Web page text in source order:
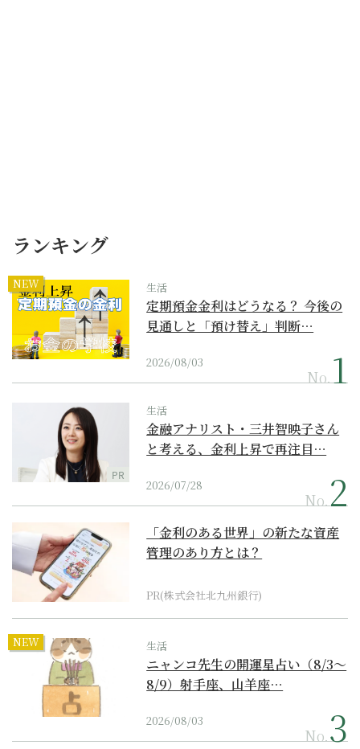
ランキング
NEW 生活
定期預金金利はどうなる？ 今後の
見通しと「預け替え」判断…
2026/08/03
No.
PR
生活
金融アナリスト・三井智映子さん
と考える、金利上昇で再注目…
2026/07/28
No.
「金利のある世界」の新たな資産
管理のあり方とは？
PR(株式会社北九州銀行)
NEW 生活
ニャンコ先生の開運星占い（8/3～
8/9）射手座、山羊座…
2026/08/03
No.